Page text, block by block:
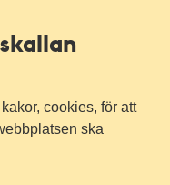
cookies, för att
ska